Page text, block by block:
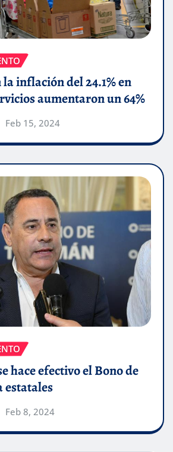
inflación del 24.1% en
aumentaron un 64%
Feb 15, 2024
hace efectivo el Bono de
estatales
Feb 8, 2024